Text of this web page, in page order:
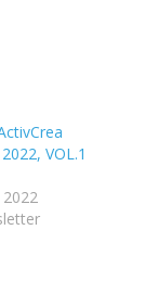
VOL.1